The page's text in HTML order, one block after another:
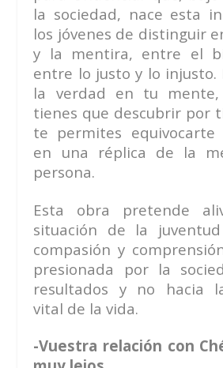
la sociedad, nace esta
los jóvenes de distinguir
y la mentira, entre el
entre lo justo y lo injusto.
la verdad en tu
tienes que descubrir por
te permites equivocarte
en una réplica de la
persona.
Esta obra pretende
situación de la
compasión y
presionada por la
resultados y no hacia
vital de la vida.
-Vuestra relación con